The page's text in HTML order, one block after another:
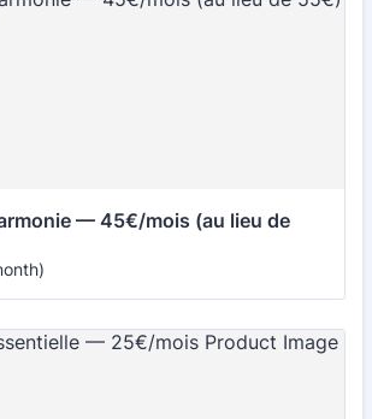
— 45€/mois (au lieu de
)